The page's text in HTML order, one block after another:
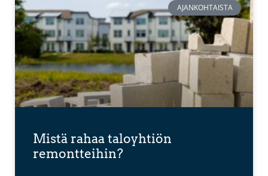
AJANKOHTAISTA
Mistä rahaa taloyhtiön
remontteihin?